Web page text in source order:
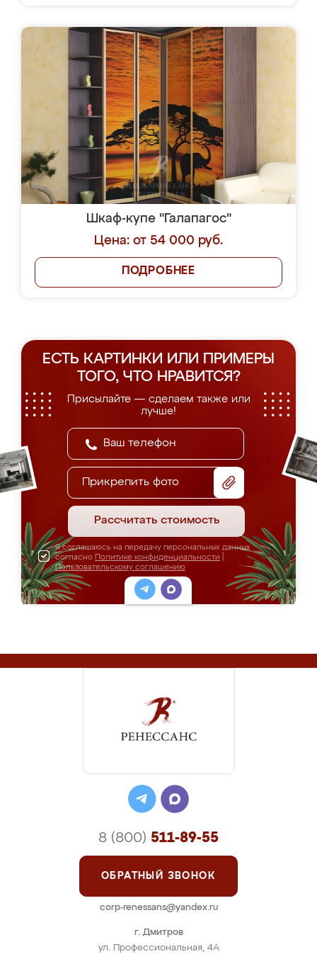
Шкаф-купе "Галапагос"
Цена: от 54 000 руб.
ПОДРОБНЕЕ
ЕСТЬ КАРТИНКИ ИЛИ ПРИМЕРЫ
ТОГО, ЧТО НРАВИТСЯ?
Присылайте — сделаем также или
лучше!
Прикрепить фото
Рассчитать стоимость
Я соглашаюсь на передачу персональных данных
согласно Политике конфиденциальности
Пользовательскому соглашению
г. Дмитров
ул. Профессиональная, 4А
8 (800) 511-89-55
ОБРАТНЫЙ ЗВОНОК
corp-renessans@yandex.ru